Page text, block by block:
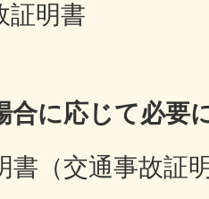
証明書
合に応じて必要
書（交通事故証